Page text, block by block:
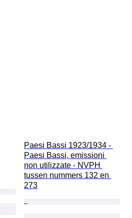
Paesi Bassi 1923/1934 -
Paesi Bassi, emissioni
non utilizzate - NVPH
tussen nummers 132 en
273